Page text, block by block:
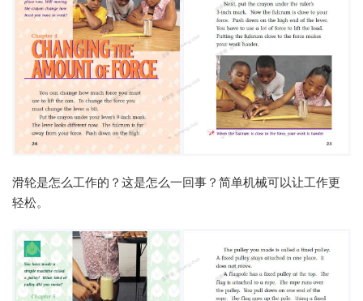
滑轮是怎么工作的？这是怎么一回事？简单机械可以让工作更
轻松。